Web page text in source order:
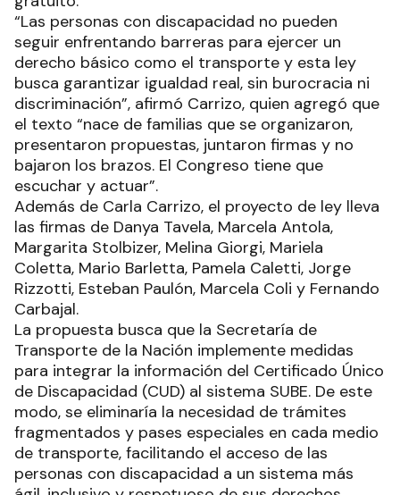
“Las personas con discapacidad no pueden
seguir enfrentando barreras para ejercer un
derecho básico como el transporte y esta ley
busca garantizar igualdad real, sin burocracia ni
discriminación”, afirmó Carrizo, quien agregó que
el texto “nace de familias que se organizaron,
presentaron propuestas, juntaron firmas y no
bajaron los brazos. El Congreso tiene que
escuchar y actuar”.
Además de Carla Carrizo, el proyecto de ley lleva
las firmas de Danya Tavela, Marcela Antola,
Margarita Stolbizer, Melina Giorgi, Mariela
Coletta, Mario Barletta, Pamela Caletti, Jorge
Rizzotti, Esteban Paulón, Marcela Coli y Fernando
Carbajal.
La propuesta busca que la Secretaría de
Transporte de la Nación implemente medidas
para integrar la información del Certificado Único
de Discapacidad (CUD) al sistema SUBE. De este
modo, se eliminaría la necesidad de trámites
fragmentados y pases especiales en cada medio
de transporte, facilitando el acceso de las
personas con discapacidad a un sistema más